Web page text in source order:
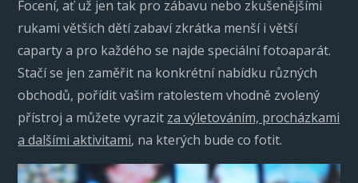
Focení, ať už jen tak pro zábavu nebo zkušenějšími
rukami větších dětí zabaví zkrátka menší i větší
caparty a pro každého se najde speciální fotoaparát.
Stačí se jen zaměřit na konkrétní nabídku různých
obchodů, pořídit vašim ratolestem vhodně zvolený
přístroj a můžete vyrazit za výletováním, procházkami
a dalšími aktivitami, na kterých bude co fotit.